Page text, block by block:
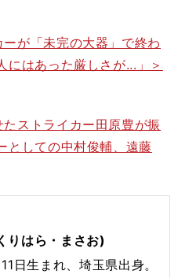
ーが「未完の大器」で終わ
にはあった厳しさが...」＞
たストライカー田原豊が振
としての中村俊輔、遠藤
りはら・まさお)
11 日生まれ、埼玉県出身。